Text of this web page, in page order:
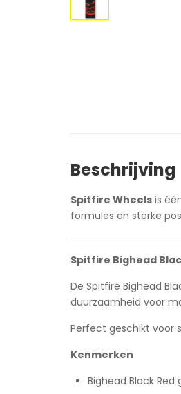
Beschrijving
Spitfire Wheels is
formules en sterke
Spitfire Bighead
De Spitfire Bighead
duurzaamheid voor
Perfect geschikt voor
Kenmerken
Bighead Black Red